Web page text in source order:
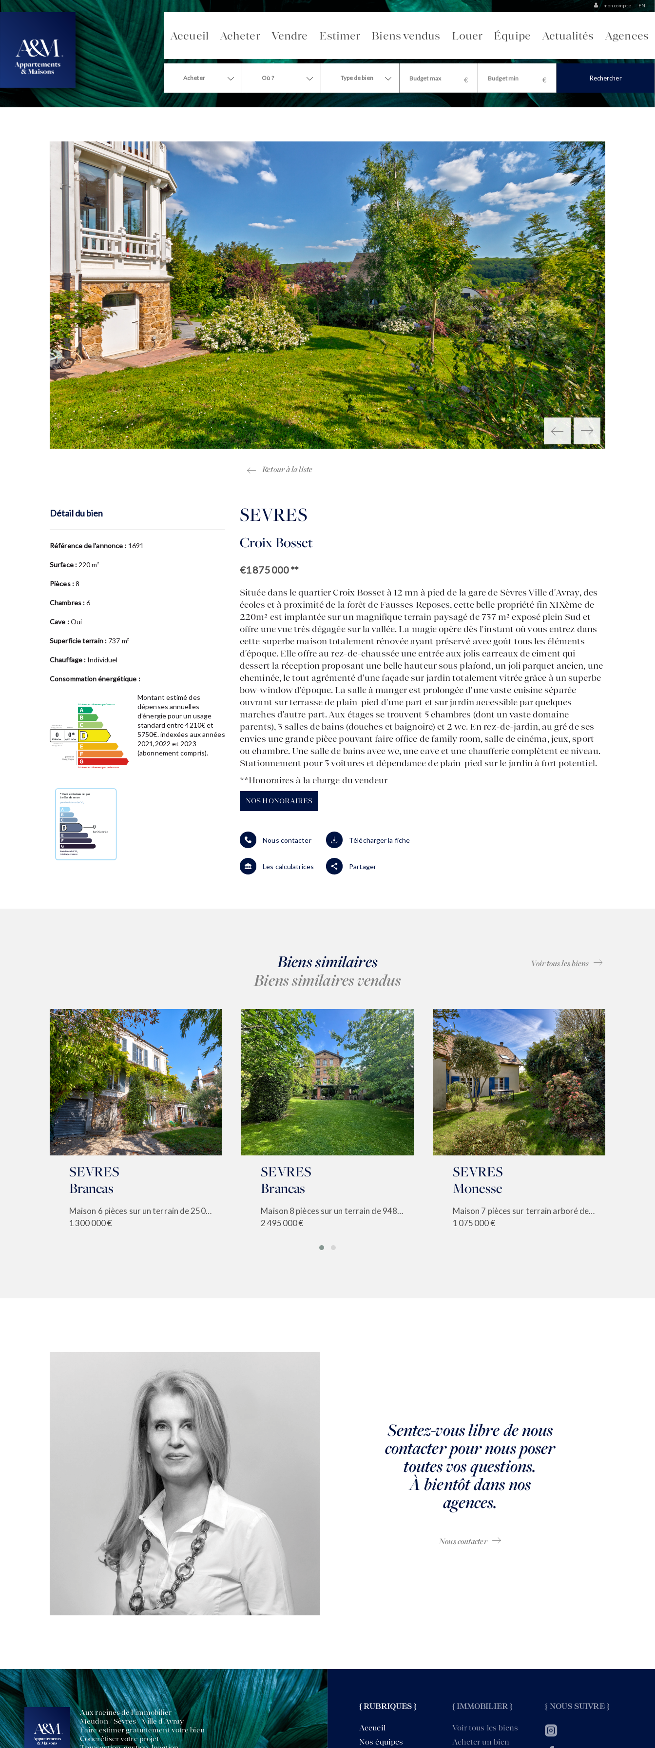
Accueil Acheter Vendre Estimer Biens vendus Louer Équipe Actualités Agences
mon compte EN
Acheter Où ? Type de bien Rechercher
Détail du bien
Référence de l'annonce : 1691
Surface : 220 m²
Pièces :8
Chambres :6
Cave :Oui
Superficie terrain : 737 m²
Chauffage : Individuel
Consommation énergétique :
Montant estimé des
dépenses annuelles
d'énergie pour un usage
standard entre 4210€ et
5750€. indexées aux années
2021,2022 et 2023
(abonnement compris).
Retour à la liste
SEVRES
Croix Bosset
€1 875 000**
Située dans le quartier Croix Bosset à 12 mn à pied de la gare de Sèvres Ville d'Avray, des
écoles et à proximité de la forêt de Fausses Reposes, cette belle propriété fin XIXème de
220m² est implantée sur un magnifique terrain paysagé de 737 m² exposé plein Sud et
offre une vue très dégagée sur la vallée. La magie opère dès l'instant où vous entrez dans
cette superbe maison totalement rénovée ayant préservé avec goût tous les éléments
d'époque. Elle offre au rez-de-chaussée une entrée aux jolis carreaux de ciment qui
dessert la réception proposant une belle hauteur sous plafond, un joli parquet ancien, une
cheminée, le tout agrémenté d'une façade sur jardin totalement vitrée grâce à un superbe
bow-window d'époque. La salle à manger est prolongée d'une vaste cuisine séparée
ouvrant sur terrasse de plain-pied d'une part et sur jardin accessible par quelques
marches d'autre part. Aux étages se trouvent 5 chambres (dont un vaste domaine
parents), 3 salles de bains (douches et baignoire) et 2 wc. En rez-de-jardin, au gré de ses
envies une grande pièce pouvant faire office de family room, salle de cinéma, jeux, sport
ou chambre. Une salle de bains avec wc, une cave et une chaufferie complètent ce niveau.
Stationnement pour 3 voitures et dépendance de plain-pied sur le jardin à fort potentiel.
**Honoraires à la charge du vendeur
NOS HONORAIRES
Nous contacter
Les calculatrices
Télécharger la fiche
Partager
Biens similaires
Biens similaires vendus
SEVRES
Brancas
Maison 6 pièces sur un terrain de 250 m²
1 300 000 €
SEVRES
Brancas
Maison 8 pièces sur un terrain de 948m²
2 495 000 €
SEVRES
Monesse
Maison 7 pièces sur terrain arboré de 256 m²
1 075 000 €
MEUDON
Bellevue Brimborion
Meudon Bellevue - Brimborion
VENDU
MEUDON
MEUDON -
STALINGRAD
VENDU
Voir tous les biens
Sentez-vous libre de nous
contacter pour nous poser
toutes vos questions.
À bientôt dans nos
agences.
Nous contacter
Aux racines de l'immobilier
Meudon / Sèvres / Ville d'Avray
Faire estimer gratuitement votre bien
Concrétiser votre projet
{ RUBRIQUES }
Accueil
Nos équipes
{ IMMOBILIER }
Voir tous les biens
Acheter un bien
{ NOUS SUIVRE }